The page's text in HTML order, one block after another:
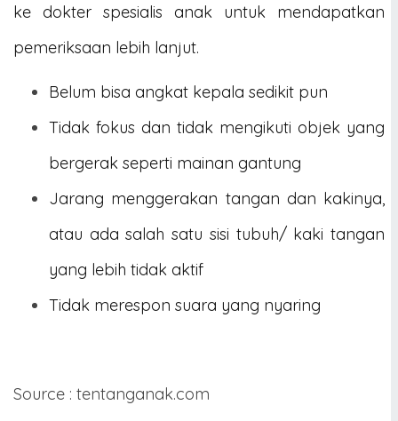
ke dokter spesialis anak untuk mendapatkan
pemeriksaan lebih lanjut.
Belum bisa angkat kepala sedikit pun
Tidak fokus dan tidak mengikuti objek yang
bergerak seperti mainan gantung
Jarang menggerakan tangan dan kakinya,
atau ada salah satu sisi tubuh/ kaki tangan
yang lebih tidak aktif
Tidak merespon suara yang nyaring
Source : tentanganak.com